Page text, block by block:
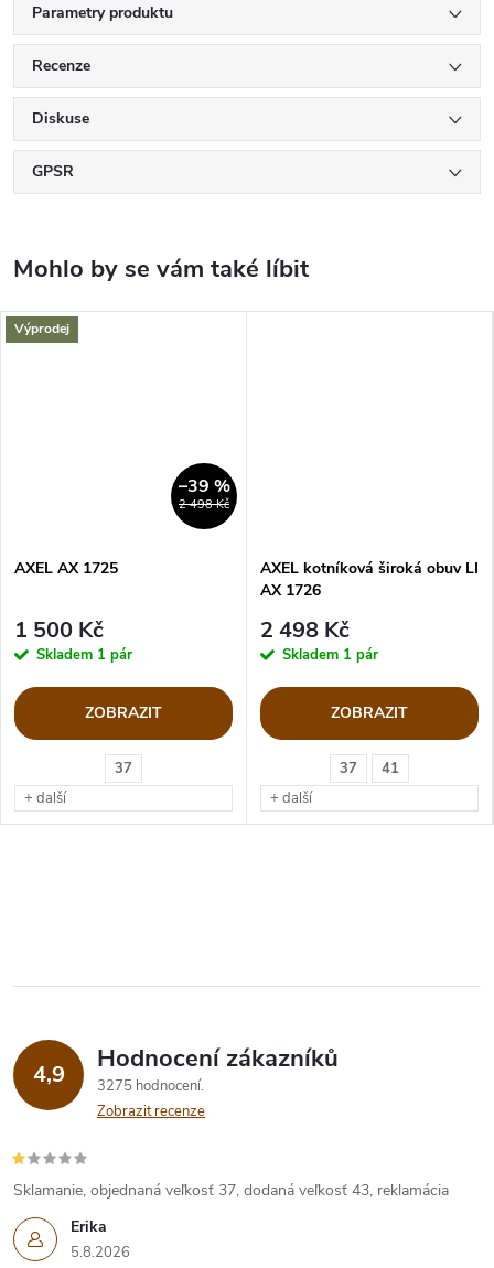
Parametry produktu
Recenze
Diskuse
GPSR
Výprodej
2 498 Kč
–39 %
37
+ další
AXEL AX 1725
1 500 Kč
Skladem 1 pár
ZOBRAZIT
37
41
+ další
AXEL kotníková široká obuv LI
AX 1726
2 498 Kč
Skladem 1 pár
ZOBRAZIT
4,9 Hodnocení zákazníků
3275 hodnocení
Zobrazit recenze
Erika
5.8.2026
Sklamanie, objednaná veľkosť 37, dodaná veľkosť 43, reklamácia